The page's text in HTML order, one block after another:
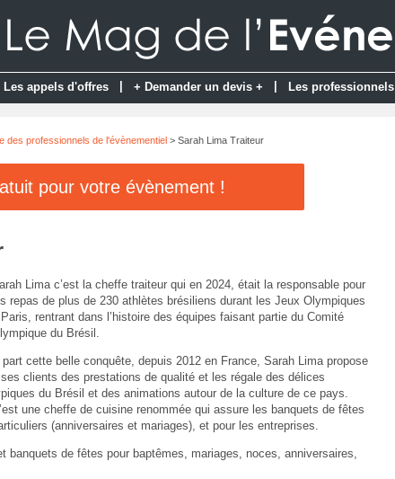
Les appels d'offres + Demander un devis + Les professionnels
des professionnels de l'évènementiel> Sarah Lima Traiteur
pour votre évènement !
Lima c’est la cheffe traiteur qui en 2024, était la responsable pour
repas de plus de 230 athlètes brésiliens durant les Jeux Olympiques
rentrant dans l’histoire des équipes faisant partie du Comité
du Brésil.
cette belle conquête, depuis 2012 en France, Sarah Lima propose
clients des prestations de qualité et les régale des délices
du Brésil et des animations autour de la culture de ce pays.
une cheffe de cuisine renommée qui assure les banquets de fêtes
(anniversaires et mariages), et pour les entreprises.
banquets de fêtes pour baptêmes, mariages, noces, anniversaires,